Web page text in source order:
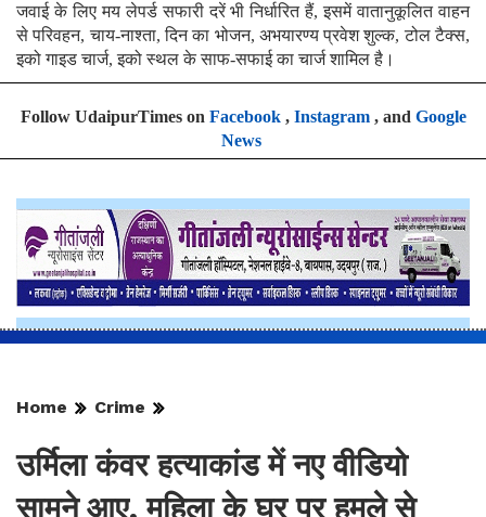
जवाई के लिए मय लेपर्ड सफारी दरें भी निर्धारित हैं, इसमें वातानुकूलित वाहन
से परिवहन, चाय-नाश्ता, दिन का भोजन, अभयारण्य प्रवेश शुल्क, टोल टैक्स,
इको गाइड चार्ज, इको स्थल के साफ-सफाई का चार्ज शामिल है।
Follow UdaipurTimes on Facebook, Instagram, and Google
News
Home Crime
उर्मिला कंवर हत्याकांड में नए वीडियो
सामने आए, महिला के घर पर हमले से